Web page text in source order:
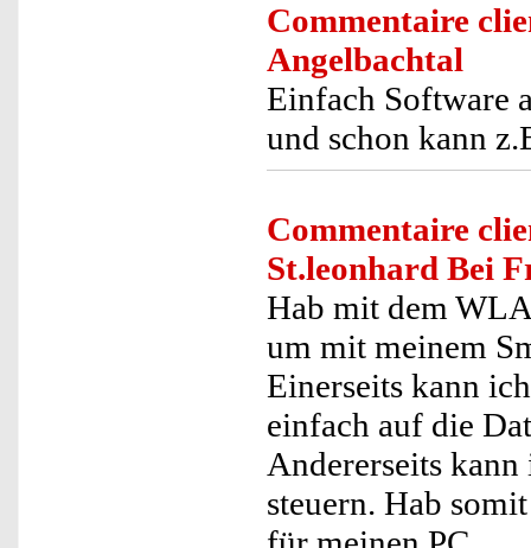
Commentaire
Angelbachtal
Einfach Software
und schon kann
Commentaire
St.leonhard Bei
Hab mit dem
um mit meinem
Einerseits kann
einfach auf die
Andererseits
steuern. Hab